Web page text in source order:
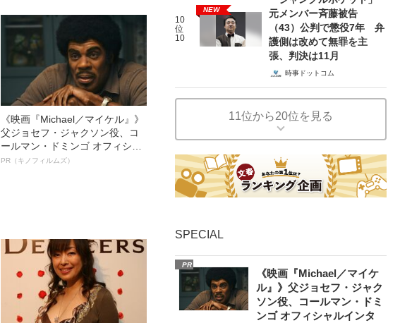
《映画『Michael／マイケル』》
父ジョセフ・ジャクソン役、コ
ールマン・ドミンゴ オフィシャ
ルインタビュー“観客を魅了した
PR（キノフィルムズ）
10
位
10
NEW
元メンバー斉藤被告
（43）公判で懲役7年 弁
護側は改めて無罪を主
張、判決は11月
時事ドットコム
11位から20位を見る
SPECIAL
PR
《映画『Michael／マイケ
ル』》父ジョセフ・ジャク
ソン役、コールマン・ドミ
ンゴ オフィシャルインタ